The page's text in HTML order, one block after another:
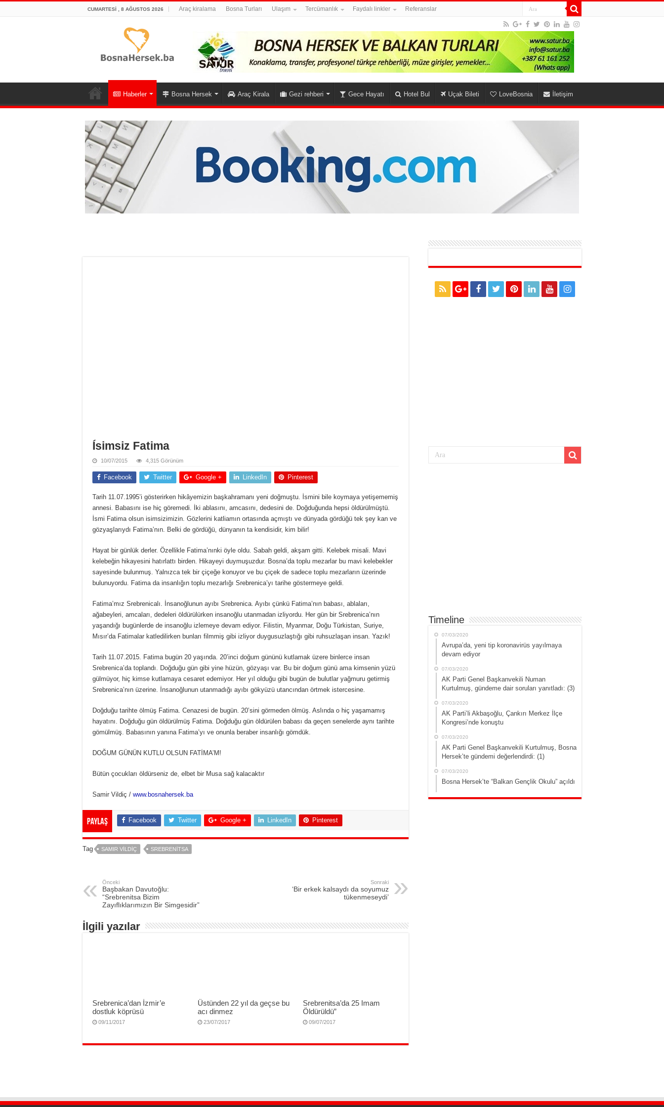
CUMARTESI , 8 AĞUSTOS 2026 Araç kiralama Bosna Turları Ulaşım Tercümanlık Faydalı linkler Referanslar
Haberler Bosna Hersek Araç Kirala Gezi rehberi Gece Hayatı Hotel Bul Uçak Bileti LoveBosnia İletişim
Ísimsiz Fatima
10/07/2015 4,315 Görünüm
Facebook Twitter Google + LinkedIn Pinterest
Tarih 11.07.1995’i gösterirken hikâyemizin başkahramanı yeni doğmuştu. İsmini bile koymaya yetişememiş
annesi. Babasını ise hiç göremedi. İki ablasını, amcasını, dedesini de. Doğduğunda hepsi öldürülmüştü.
İsmi Fatima olsun isimsizimizin. Gözlerini katliamın ortasında açmıştı ve dünyada gördüğü tek şey kan ve
gözyaşlarıydı Fatima’nın. Belki de gördüğü, dünyanın ta kendisidir, kim bilir!
Hayat bir günlük derler. Özellikle Fatima’nınki öyle oldu. Sabah geldi, akşam gitti. Kelebek misali. Mavi
kelebeğin hikayesini hatırlattı birden. Hikayeyi duymuşuzdur. Bosna’da toplu mezarlar bu mavi kelebekler
sayesinde bulunmuş. Yalnızca tek bir çiçeğe konuyor ve bu çiçek de sadece toplu mezarların üzerinde
bulunuyordu. Fatima da insanlığın toplu mezarlığı Srebrenica’yı tarihe göstermeye geldi.
Fatima’mız Srebrenicalı. İnsanoğlunun ayıbı Srebrenica. Ayıbı çünkü Fatima’nın babası, ablaları,
ağabeyleri, amcaları, dedeleri öldürülürken insanoğlu utanmadan izliyordu. Her gün bir Srebrenica’nın
yaşandığı bugünlerde de insanoğlu izlemeye devam ediyor. Filistin, Myanmar, Doğu Türkistan, Suriye,
Mısır’da Fatimalar katledilirken bunları filmmiş gibi izliyor duygusuzlaştığı gibi ruhsuzlaşan insan. Yazık!
Tarih 11.07.2015. Fatima bugün 20 yaşında. 20’inci doğum gününü kutlamak üzere binlerce insan
Srebrenica’da toplandı. Doğduğu gün gibi yine hüzün, gözyaşı var. Bu bir doğum günü ama kimsenin yüzü
gülmüyor, hiç kimse kutlamaya cesaret edemiyor. Her yıl olduğu gibi bugün de bulutlar yağmuru getirmiş
Srebrenica’nın üzerine. İnsanoğlunun utanmadığı ayıbı gökyüzü utancından örtmek istercesine.
Doğduğu tarihte ölmüş Fatima. Cenazesi de bugün. 20’sini görmeden ölmüş. Aslında o hiç yaşamamış
hayatını. Doğduğu gün öldürülmüş Fatima. Doğduğu gün öldürülen babası da geçen senelerde aynı tarihte
gömülmüş. Babasının yanına Fatima’yı ve onunla beraber insanlığı gömdük.
DOĞUM GÜNÜN KUTLU OLSUN FATİMA’M!
Bütün çocukları öldürseniz de, elbet bir Musa sağ kalacaktır
Samir Vildiç / www.bosnahersek.ba
Paylaş Facebook Twitter Google + LinkedIn Pinterest
Tag SAMIR VILDIÇ SREBRENITSA
Önceki
Başbakan Davutoğlu:
“Srebrenitsa Bizim
Zayıflıklarımızın Bir Simgesidir”
Sonraki
‘Bir erkek kalsaydı da soyumuz
tükenmeseydi’
İlgili yazılar
Srebrenica’dan İzmir’e
dostluk köprüsü
09/11/2017
Üstünden 22 yıl da geçse bu
acı dinmez
23/07/2017
Srebrenitsa’da 25 Imam
Öldürüldü”
09/07/2017
Timeline
07/03/2020
Avrupa’da, yeni tip koronavirüs yayılmaya
devam ediyor
07/03/2020
AK Parti Genel Başkanvekili Numan
Kurtulmuş, gündeme dair soruları yanıtladı: (3)
07/03/2020
AK Parti’li Akbaşoğlu, Çankırı Merkez İlçe
Kongresi’nde konuştu
07/03/2020
AK Parti Genel Başkanvekili Kurtulmuş, Bosna
Hersek’te gündemi değerlendirdi: (1)
07/03/2020
Bosna Hersek’te “Balkan Gençlik Okulu” açıldı